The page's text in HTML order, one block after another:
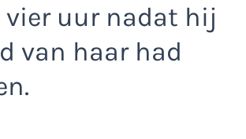
vier uur nadat hij
van haar had